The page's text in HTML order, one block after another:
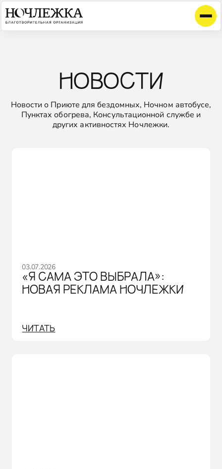
НОВОСТИ
Новости о Приюте для бездомных, Ночном автобусе,
Пунктах обогрева, Консультационной службе и
других активностях Ночлежки.
03.07.2026
«Я САМА ЭТО ВЫБРАЛА»:
НОВАЯ РЕКЛАМА НОЧЛЕЖКИ
ЧИТАТЬ